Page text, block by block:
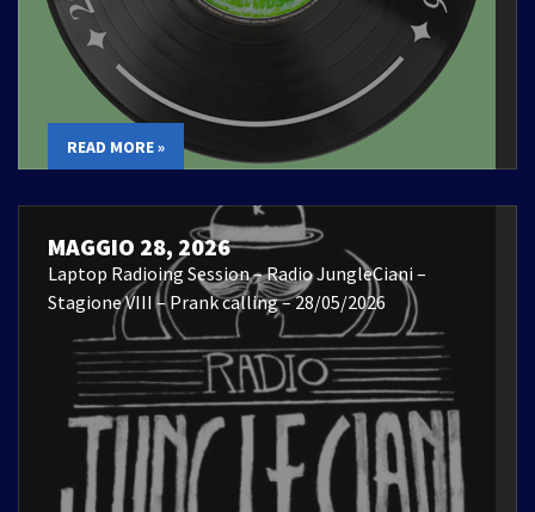
READ MORE »
MAGGIO 28, 2026
Laptop Radioing Session – Radio JungleCiani –
Stagione VIII – Prank calling – 28/05/2026